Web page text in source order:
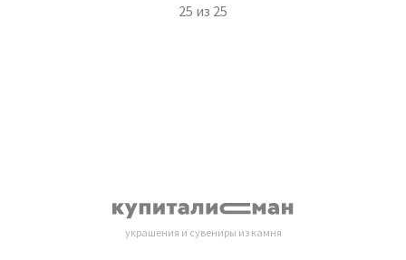
25 из 25
украшения и сувениры из камня